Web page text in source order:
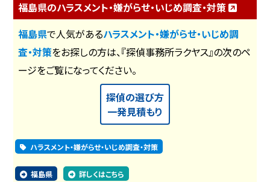
福島県のハラスメント・嫌がらせ・いじめ調査・対策
福島県で人気があるハラスメント・嫌がらせ・いじめ調
査・対策をお探しの方は、『探偵事務所ラクヤス』の次のペ
ージをご覧になってください。
探偵の選び方
一発見積もり
ハラスメント・嫌がらせ・いじめ調査・対策
福島県 詳しくはこちら